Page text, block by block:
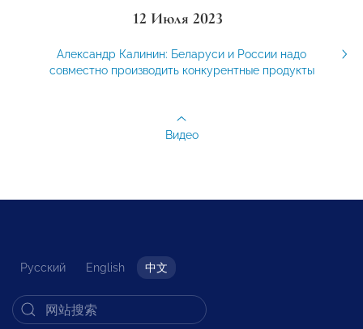
12 Июля 2023
Александр Калинин: Беларуси и России надо
совместно производить конкурентные продукты
Видео
Русский English 中文